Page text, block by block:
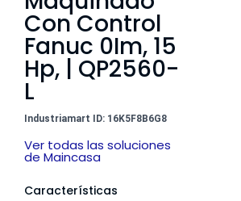
Con Control
Fanuc 0Im, 15
Hp, | QP2560-
L
Industriamart ID: 16K5F8B6G8
Ver todas las soluciones
de Maincasa
Características